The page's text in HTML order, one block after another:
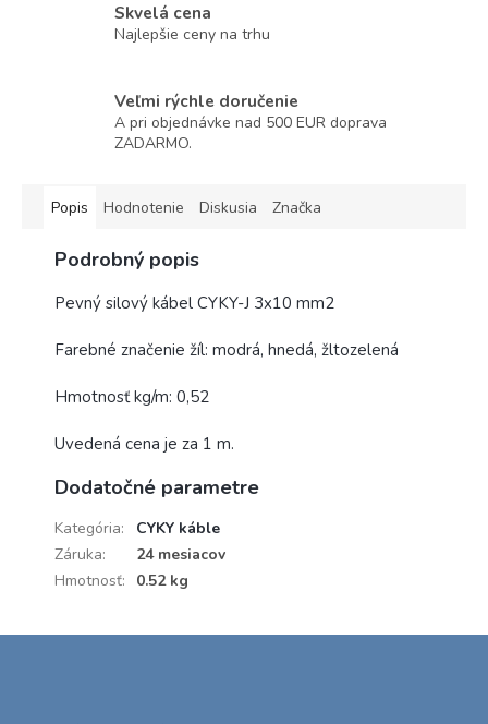
Skvelá cena
Najlepšie ceny na trhu
Veľmi rýchle doručenie
A pri objednávke nad 500 EUR doprava
ZADARMO.
Popis Hodnotenie Diskusia Značka
Podrobný popis
Pevný silový kábel CYKY-J 3x10 mm2
Farebné značenie žíl: modrá, hnedá, žltozelená
Hmotnosť kg/m: 0,52
Uvedená cena je za 1 m.
Dodatočné parametre
Kategória:
CYKY káble
Záruka:
24 mesiacov
Hmotnosť: 0.52 kg